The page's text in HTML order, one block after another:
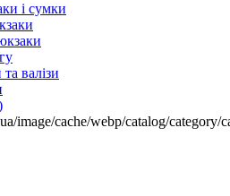
і сумки
валізи
image/cache/webp/catalog/category/